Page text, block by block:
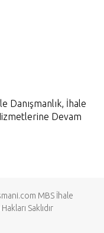
Danışmanlık, İhale
Devam
MBS İhale
Saklıdır